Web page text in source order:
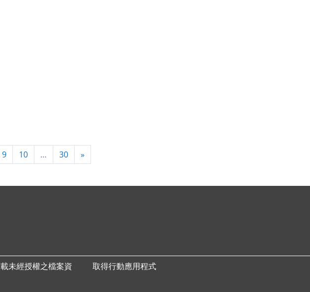
頁
9第 9 頁
10第 10 頁
… 30第 30 頁
»下一頁
未經授權之檔案資
取得行動應用程式